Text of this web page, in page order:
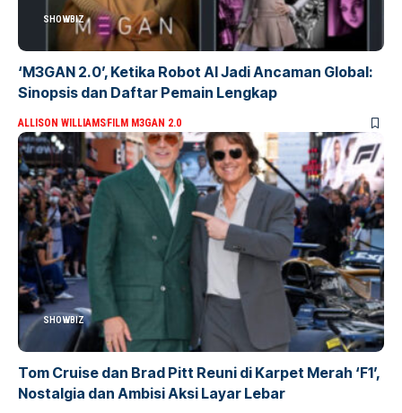
SHOWBIZ
‘M3GAN 2.0’, Ketika Robot AI Jadi Ancaman Global:
Sinopsis dan Daftar Pemain Lengkap
ALLISON WILLIAMSFILM M3GAN 2.0
SHOWBIZ
Tom Cruise dan Brad Pitt Reuni di Karpet Merah ‘F1’,
Nostalgia dan Ambisi Aksi Layar Lebar